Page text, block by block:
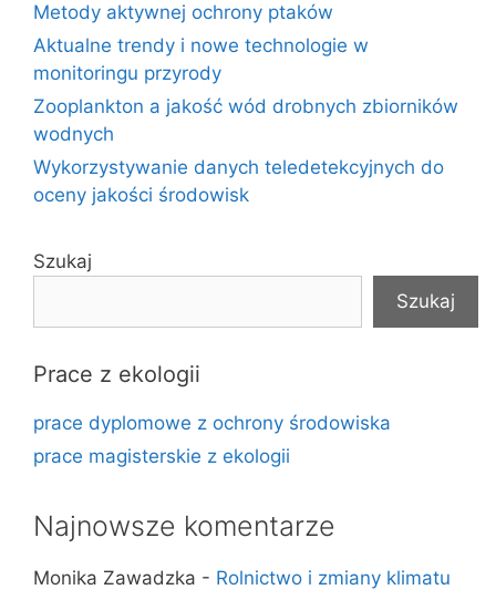
Metody aktywnej ochrony ptaków
Aktualne trendy i nowe technologie w
monitoringu przyrody
Zooplankton a jakość wód drobnych zbiorników
wodnych
Wykorzystywanie danych teledetekcyjnych do
oceny jakości środowisk
Szukaj
Szukaj
Prace z ekologii
prace dyplomowe z ochrony środowiska
prace magisterskie z ekologii
Najnowsze komentarze
Monika Zawadzka - Rolnictwo i zmiany klimatu